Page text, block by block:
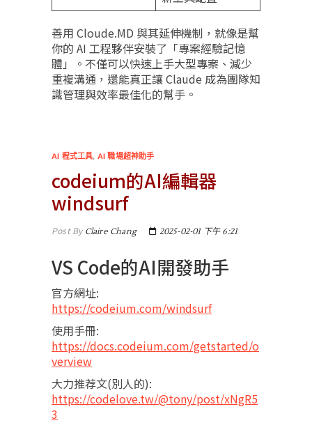
善用 Cloude.MD 與其延伸機制，就像是幫
你的 AI 工程夥伴安裝了「專案經驗記憶
體」。不僅可以快速上手大型專案、減少
重複溝通，還能真正讓 Claude 成為團隊知
識管理與效率最佳化的幫手。
AI 程式工具, AI 職場超神助手
codeium的AI編輯器
windsurf
Post ByClaire Chang 2025-02-01 下午 6:21
VS Code的AI開發助手
官方網址:
https://codeium.com/windsurf
使用手冊:
https://docs.codeium.com/getstarted/o
verview
大力推荐文(別人的):
https://codelove.tw/@tony/post/xNgR5
3